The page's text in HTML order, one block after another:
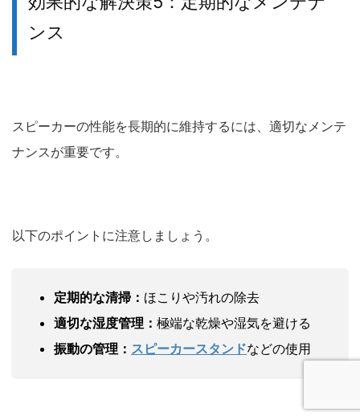
ンス
スピーカーの性能を長期的に維持するには、適切なメンテ
ナンスが重要です。
以下のポイントに注意しましょう。
定期的な清掃： ほこりや汚れの除去
適切な湿度管理： 極端な乾燥や湿気を避ける
振動の管理： スピーカースタンドなどの使用